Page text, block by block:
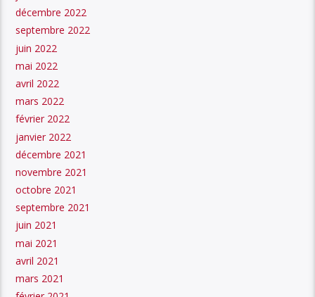
décembre 2022
septembre 2022
juin 2022
mai 2022
avril 2022
mars 2022
février 2022
janvier 2022
décembre 2021
novembre 2021
octobre 2021
septembre 2021
juin 2021
mai 2021
avril 2021
mars 2021